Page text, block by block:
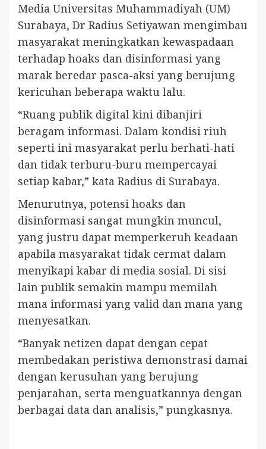
Media Universitas Muhammadiyah (UM)
Surabaya, Dr Radius Setiyawan mengimbau
masyarakat meningkatkan kewaspadaan
terhadap hoaks dan disinformasi yang
marak beredar pasca-aksi yang berujung
kericuhan beberapa waktu lalu.
“Ruang publik digital kini dibanjiri
beragam informasi. Dalam kondisi riuh
seperti ini masyarakat perlu berhati-hati
dan tidak terburu-buru mempercayai
setiap kabar,” kata Radius di Surabaya.
Menurutnya, potensi hoaks dan
disinformasi sangat mungkin muncul,
yang justru dapat memperkeruh keadaan
apabila masyarakat tidak cermat dalam
menyikapi kabar di media sosial. Di sisi
lain publik semakin mampu memilah
mana informasi yang valid dan mana yang
menyesatkan.
“Banyak netizen dapat dengan cepat
membedakan peristiwa demonstrasi damai
dengan kerusuhan yang berujung
penjarahan, serta menguatkannya dengan
berbagai data dan analisis,” pungkasnya.